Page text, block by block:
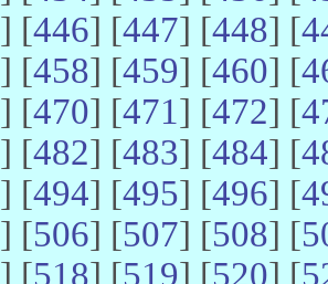
] [446] [447] [448] [
] [458] [459] [460] [
] [470] [471] [472] [
] [482] [483] [484] [
] [494] [495] [496] [
] [506] [507] [508] [
] [518] [519] [520] [